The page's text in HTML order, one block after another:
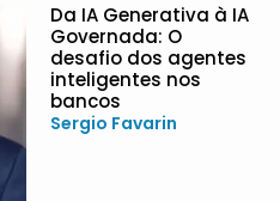
Da IA Generativa à IA
Governada: O
desafio dos agentes
inteligentes nos
bancos
Sergio Favarin